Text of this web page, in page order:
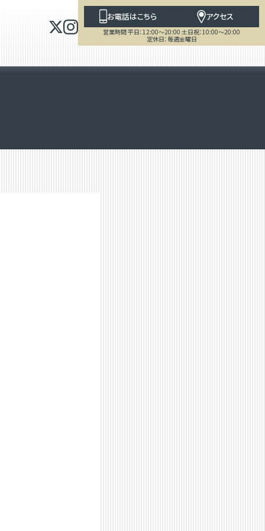
お電話はこちら アクセス
営業時間 平日：12:00～20:00 土日祝：10:00～20:00
定休日：毎週金曜日